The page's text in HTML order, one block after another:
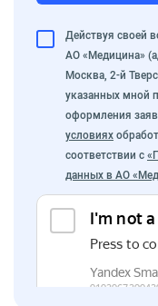
Действуя своей
АО «Медицина»
Москва, 2-й
указанных мной
оформления
условиях
соответствии с
данных в АО